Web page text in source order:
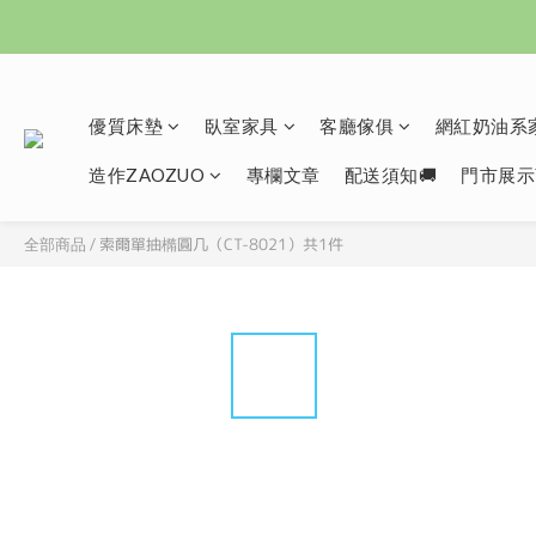
優質床墊 臥室家具 客廳傢俱 網紅奶油
造作ZAOZUO 專欄文章 配送須知🚚 門市展
全部商品 / 索爾單抽橢圓几（CT-8021）共1件